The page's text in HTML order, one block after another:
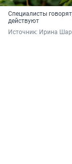
Специалисты
действуют
Источник: Ирина